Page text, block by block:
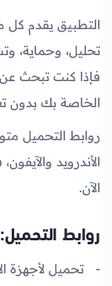
التطبيق يقدم
تحليل، وحماية،
فإذا كنت تبحث
الخاصة بك بدون
روابط التحميل
الأندرويد
الآن.
روابط التحميل:
تحميل لأجهزة